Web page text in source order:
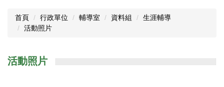
首頁 行政單位 輔導室 資料組
生涯輔導
活動照片
活動照片